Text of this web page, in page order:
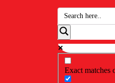
Exact matches